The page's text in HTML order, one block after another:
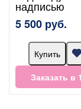
надписью
5 500 руб.
Купить
Заказать в